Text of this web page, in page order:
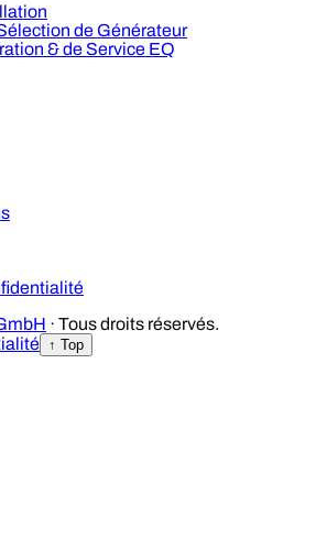
de Générateur
& de Service EQ
· Tous droits réservés.
↑ Top